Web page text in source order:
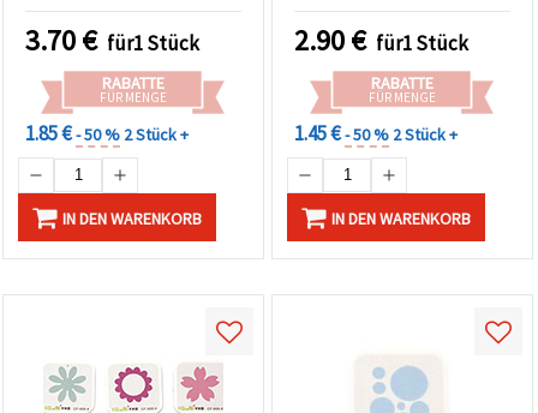
3.70€ für1 Stück
RABATTE
FÜR MENGE
1.85 €- 50 % 2 Stück +
IN DEN WARENKORB
2.90€ für1 Stück
RABATTE
FÜR MENGE
1.45 €- 50 % 2 Stück +
IN DEN WARENKORB